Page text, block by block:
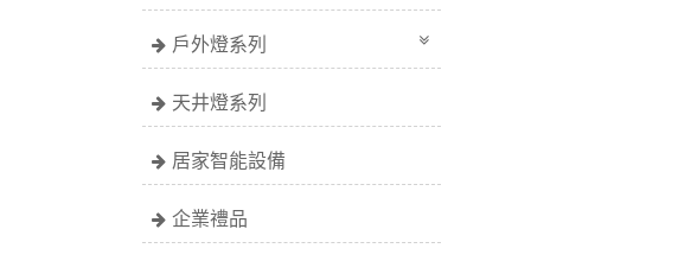
戶外燈系列
天井燈系列
居家智能設備
企業禮品